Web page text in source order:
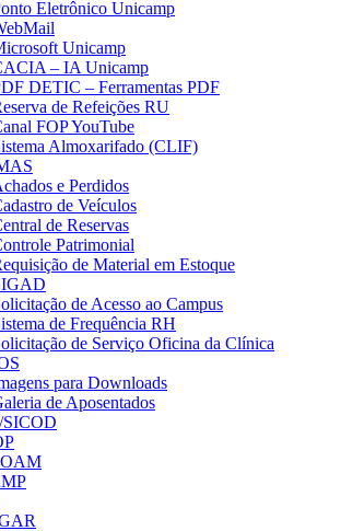
Eletrônico Unicamp
Unicamp
– IA Unicamp
DETIC – Ferramentas PDF
de Refeições RU
FOP YouTube
Almoxarifado (CLIF)
e Perdidos
de Veículos
de Reservas
Patrimonial
de Material em Estoque
de Acesso ao Campus
de Frequência RH
de Serviço Oficina da Clínica
para Downloads
de Aposentados